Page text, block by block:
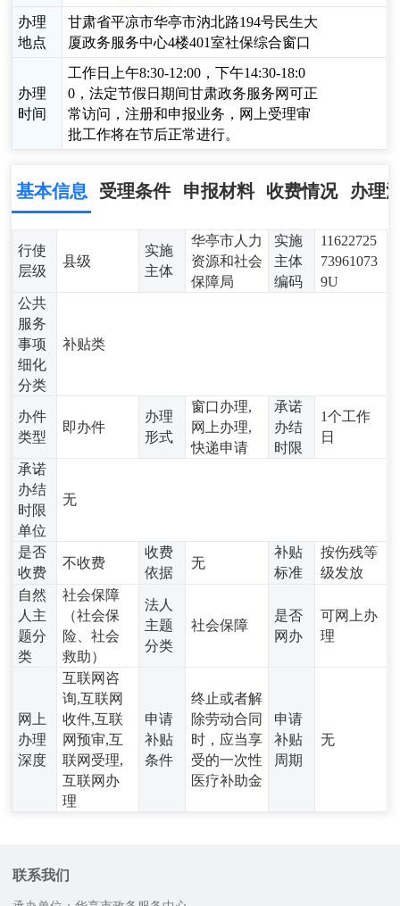
办理
地点
甘肃省平凉市华亭市汭北路194号民生大
厦政务服务中心4楼401室社保综合窗口
办理
时间
工作日上午8:30-12:00，下午14:30-18:0
0，法定节假日期间甘肃政务服务网可正
常访问，注册和申报业务，网上受理审
批工作将在节后正常进行。
基本信息 受理条件 申报材料 收费情况 办理
行使
层级
县级
实施
主体
华亭市人力
资源和社会
保障局
实施
主体
编码
11622725
73961073
9U
公共
服务
事项
细化
分类
补贴类
办件
类型
即办件
办理
形式
窗口办理,
网上办理,
快递申请
承诺
办结
时限
1个工作
日
承诺
办结
时限
单位
无
是否
收费
不收费
收费
依据
无
补贴
标准
按伤残等
级发放
自然
人主
题分
类
社会保障
（社会保
险、社会
救助）
法人
主题
分类
社会保障
是否
网办
可网上办
理
网上
办理
深度
互联网咨
询,互联网
收件,互联
网预审,互
联网受理,
互联网办
理
申请
补贴
条件
终止或者解
除劳动合同
时，应当享
受的一次性
医疗补助金
申请
补贴
周期
无
联系我们